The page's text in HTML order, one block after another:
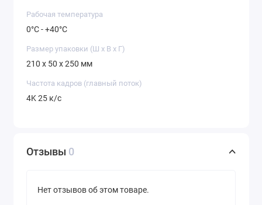
Рабочая температура
0°С - +40°С
Размер упаковки (Ш х В х Г)
210 x 50 x 250 мм
Частота кадров (главный поток)
4K 25 к/с
Отзывы 0
Нет отзывов об этом товаре.